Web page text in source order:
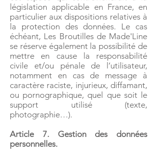
législation applicable en France, en
particulier aux dispositions relatives à
la protection des données. Le cas
échéant, Les Broutilles de Made'Line
se réserve également la possibilité de
mettre en cause la responsabilité
civile et/ou pénale de l’utilisateur,
notamment en cas de message à
caractère raciste, injurieux, diffamant,
ou pornographique, quel que soit le
support utilisé (texte,
photographie…).
Article 7. Gestion des données
personnelles.